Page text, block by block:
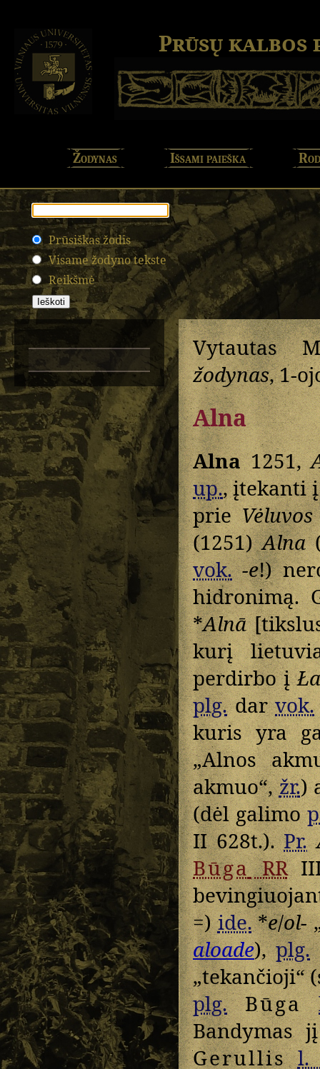
Prūsų kalbos
Žodynas Išsami paieška
Prūsiškas žodis
Visame žodyno tekste
Reikšmė
Vytautas
žodynas, 1-
Alna
Alna1251,
up., įtekanti
prieVėluvos
(1251)Alna
vok. -e!)
hidronimą.
*Alnā
kurį
perdirbo į
plg.darvok.
kuris yra
„Alnos
akmuo“,žr.)
(dėl galimo
II 628t.).Pr.
BūgaRRIII
=)ide.*e/ol-
aloade),plg.
„tekančioji“
plg.
Būga
Bandymas
Gerullis l.